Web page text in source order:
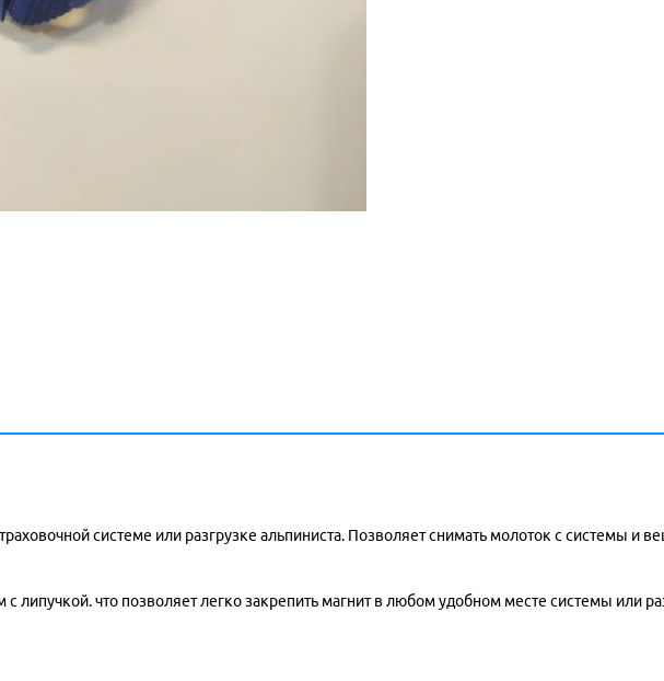
системе или разгрузке альпиниста. Позволяет снимать молоток с системы и
что позволяет легко закрепить магнит в любом удобном месте системы или